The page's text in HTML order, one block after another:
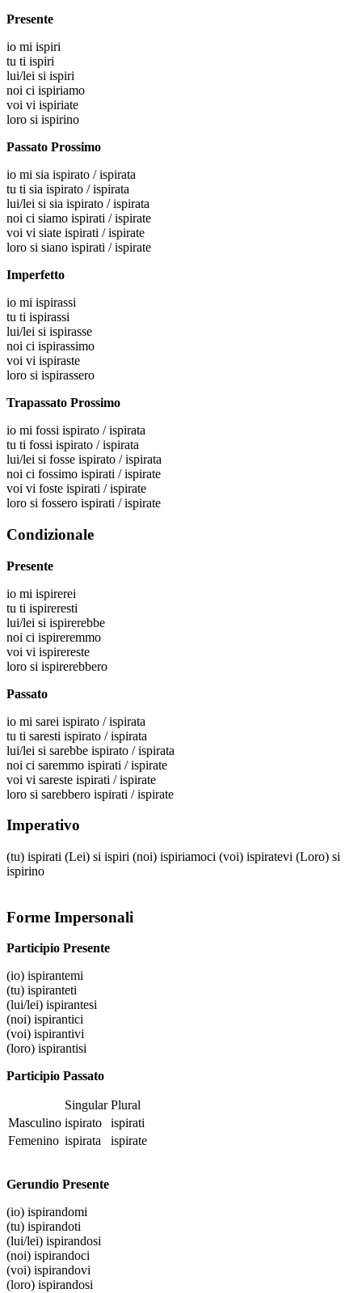
Presente
io mi ispiri
tu ti ispiri
lui/lei si ispiri
noi ci ispiriamo
voi vi ispiriate
loro si ispirino
Passato Prossimo
io mi sia ispirato / ispirata
tu ti sia ispirato / ispirata
lui/lei si sia ispirato / ispirata
noi ci siamo ispirati / ispirate
voi vi siate ispirati / ispirate
loro si siano ispirati / ispirate
Imperfetto
io mi ispirassi
tu ti ispirassi
lui/lei si ispirasse
noi ci ispirassimo
voi vi ispiraste
loro si ispirassero
Trapassato Prossimo
io mi fossi ispirato / ispirata
tu ti fossi ispirato / ispirata
lui/lei si fosse ispirato / ispirata
noi ci fossimo ispirati / ispirate
voi vi foste ispirati / ispirate
loro si fossero ispirati / ispirate
Condizionale
Presente
io mi ispirerei
tu ti ispireresti
lui/lei si ispirerebbe
noi ci ispireremmo
voi vi ispirereste
loro si ispirerebbero
Passato
io mi sarei ispirato / ispirata
tu ti saresti ispirato / ispirata
lui/lei si sarebbe ispirato / ispirata
noi ci saremmo ispirati / ispirate
voi vi sareste ispirati / ispirate
loro si sarebbero ispirati / ispirate
Imperativo
(tu) ispirati (Lei) si ispiri (noi) ispiriamoci (voi) ispiratevi (Loro) si
ispirino
Forme Impersonali
Participio Presente
(io) ispirantemi
(tu) ispiranteti
(lui/lei) ispirantesi
(noi) ispirantici
(voi) ispirantivi
(loro) ispirantisi
Participio Passato
Singular Plural
Masculino ispirato
ispirati
Femenino ispirata ispirate
Gerundio Presente
(io) ispirandomi
(tu) ispirandoti
(lui/lei) ispirandosi
(noi) ispirandoci
(voi) ispirandovi
(loro) ispirandosi